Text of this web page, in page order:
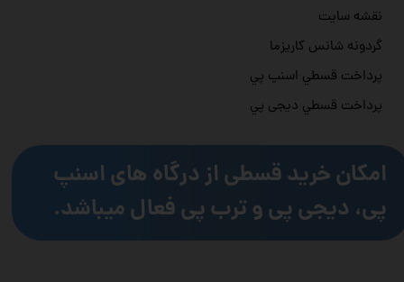
نقشه سایت
گردونه شانس کاریزما
پرداخت قسطي اسنپ پي
پرداخت قسطي دیجی پي
امکان خرید قسطی از درگاه های اسنپ
پی، دیجی پی و ترب پی فعال میباشد.